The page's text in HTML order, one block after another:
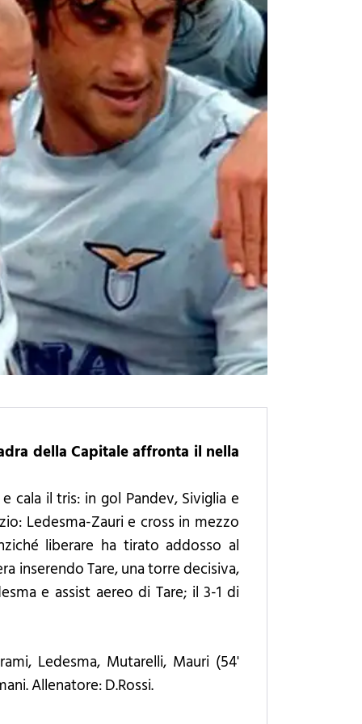
della Capitale affronta il nella
cala il tris: in gol Pandev, Siviglia e
Ledesma-Zauri e cross in mezzo
liberare ha tirato addosso al
inserendo Tare, una torre decisiva,
e assist aereo di Tare; il 3-1 di
Ledesma, Mutarelli, Mauri (54'
Allenatore: D.Rossi.